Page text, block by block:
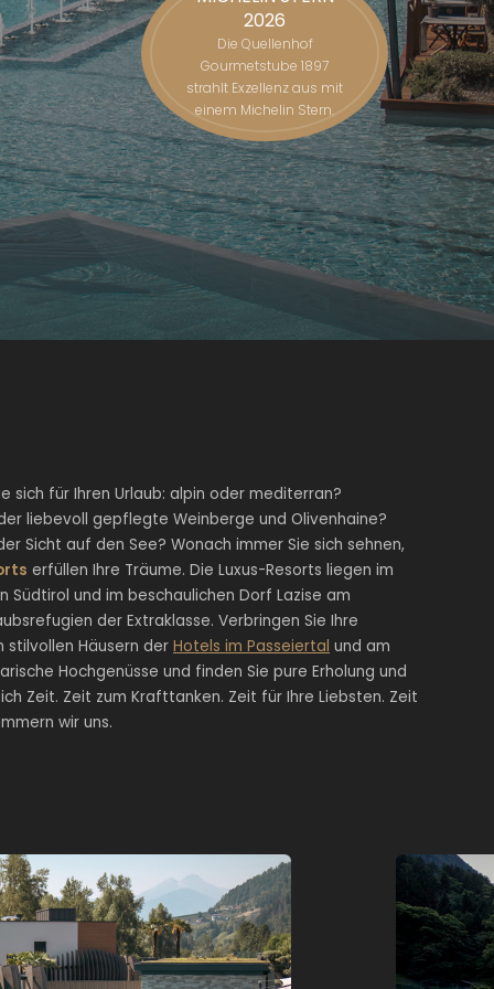
2026
Die Quellenhof
Gourmetstube 1897
strahlt Exzellenz aus mit
einem Michelin Stern.
sich für Ihren Urlaub: alpin oder mediterran?
liebevoll gepflegte Weinberge und Olivenhaine?
Sicht auf den See? Wonach immer Sie sich sehnen,
erfüllen Ihre Träume. Die Luxus-Resorts liegen im
Südtirol und im beschaulichen Dorf Lazise am
der Extraklasse. Verbringen Sie Ihre
stilvollen Häusern der Hotels im Passeiertal und am
Hochgenüsse und finden Sie pure Erholung und
Zeit. Zeit zum Krafttanken. Zeit für Ihre Liebsten. Zeit
wir uns.
mit Südseeflair, umarmt